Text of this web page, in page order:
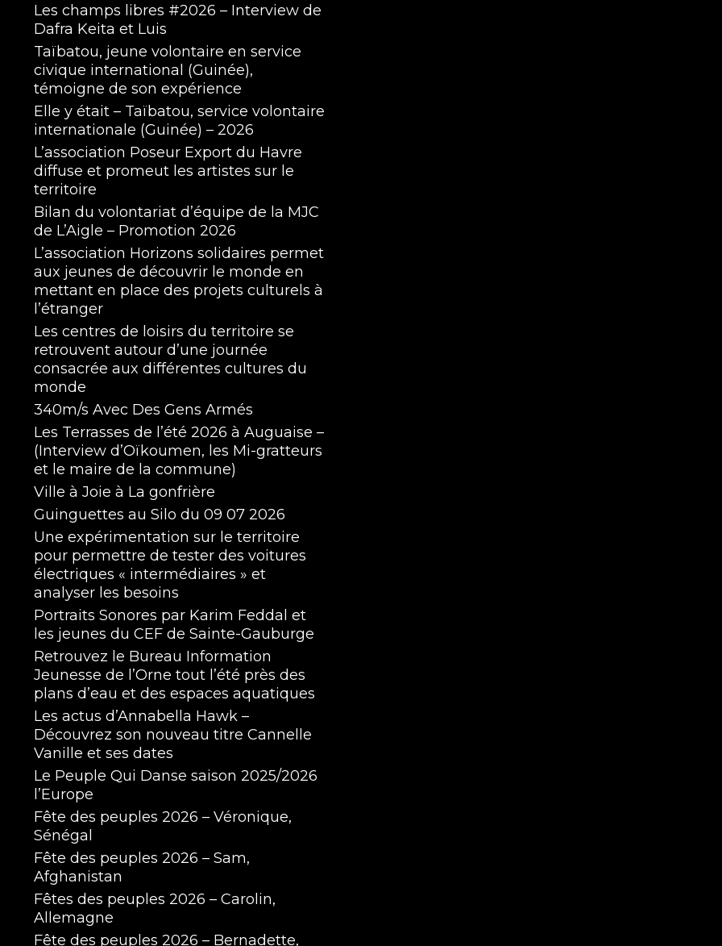
Les champs libres #2026 – Interview de
Dafra Keita et Luis
Taïbatou, jeune volontaire en service
civique international (Guinée),
témoigne de son expérience
Elle y était – Taïbatou, service volontaire
internationale (Guinée) – 2026
L’association Poseur Export du Havre
diffuse et promeut les artistes sur le
territoire
Bilan du volontariat d’équipe de la MJC
de L’Aigle – Promotion 2026
L’association Horizons solidaires permet
aux jeunes de découvrir le monde en
mettant en place des projets culturels à
l’étranger
Les centres de loisirs du territoire se
retrouvent autour d’une journée
consacrée aux différentes cultures du
monde
340m/s Avec Des Gens Armés
Les Terrasses de l’été 2026 à Auguaise –
(Interview d’Oïkoumen, les Mi-gratteurs
et le maire de la commune)
Ville à Joie à La gonfrière
Guinguettes au Silo du 09 07 2026
Une expérimentation sur le territoire
pour permettre de tester des voitures
électriques « intermédiaires » et
analyser les besoins
Portraits Sonores par Karim Feddal et
les jeunes du CEF de Sainte-Gauburge
Retrouvez le Bureau Information
Jeunesse de l’Orne tout l’été près des
plans d’eau et des espaces aquatiques
Les actus d’Annabella Hawk –
Découvrez son nouveau titre Cannelle
Vanille et ses dates
Le Peuple Qui Danse saison 2025/2026
l’Europe
Fête des peuples 2026 – Véronique,
Sénégal
Fête des peuples 2026 – Sam,
Afghanistan
Fêtes des peuples 2026 – Carolin,
Allemagne
Fête des peuples 2026 – Bernadette,